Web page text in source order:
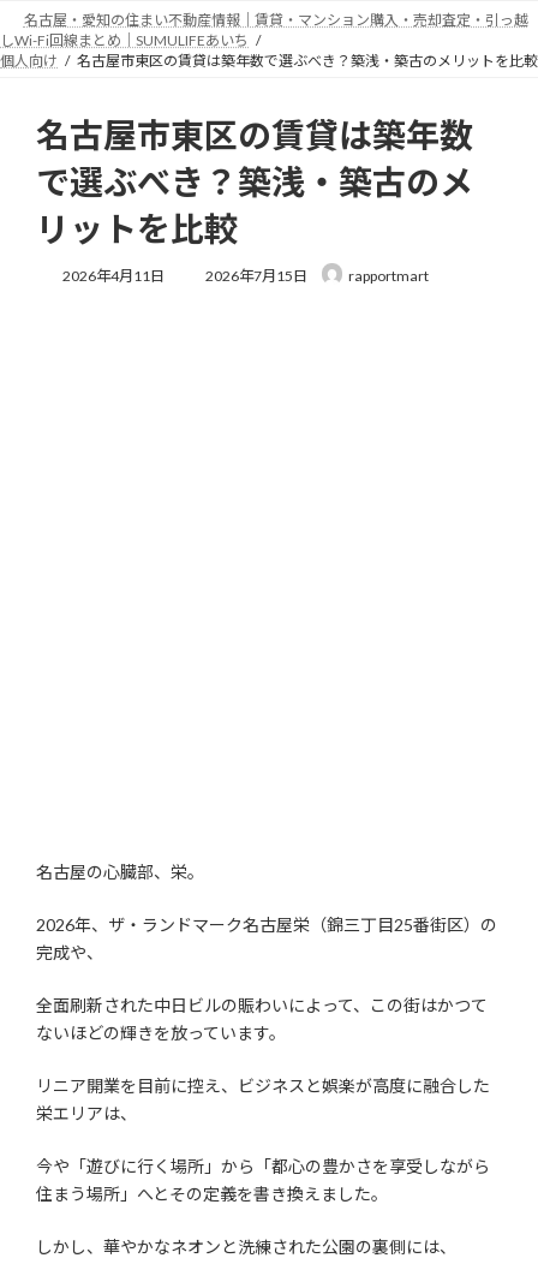
ン
テ
ビ
ゲ
名古屋・愛知の住まい不動産情報｜賃貸・マンション購入・売却査定・引っ越
しWi-Fi回線まとめ｜SUMULIFEあいち
個人向け
名古屋市東区の賃貸は築年数で選ぶべき？築浅・築古のメリットを比較
名古屋市東区の賃貸は築年数
で選ぶべき？築浅・築古のメ
リットを比較
2026年4月11日
最
2026年7月15日 rapportmart
名古屋の心臓部、栄。
2026年、ザ・ランドマーク名古屋栄（錦三丁目25番街区）の
完成や、
全面刷新された中日ビルの賑わいによって、この街はかつて
ないほどの輝きを放っています。
リニア開業を目前に控え、ビジネスと娯楽が高度に融合した
栄エリアは、
今や「遊びに行く場所」から「都心の豊かさを享受しながら
住まう場所」へとその定義を書き換えました。
しかし、華やかなネオンと洗練された公園の裏側には、